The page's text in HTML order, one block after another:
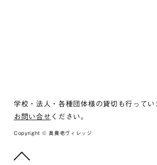
学校・法人・各種団体様の貸切も行ってい
お問い合せ ください。
Copyright © 奥養老ヴィレッジ